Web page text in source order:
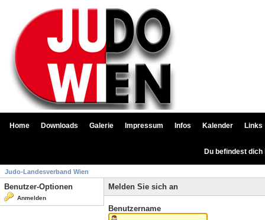
Home Downloads Galerie Impressum Infos Kalender Links
Du befindest
Judo-Landesverband Wien
Benutzer-Optionen
Anmelden
Melden Sie sich an
Benutzername